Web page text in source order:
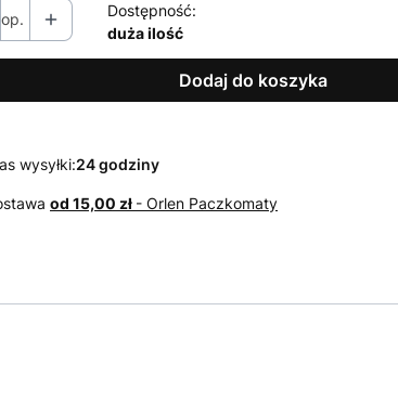
op.
Dostępność:
duża ilość
Dodaj do koszyka
wysyłki:24 godziny
od 15,00 zł - Orlen Paczkomaty